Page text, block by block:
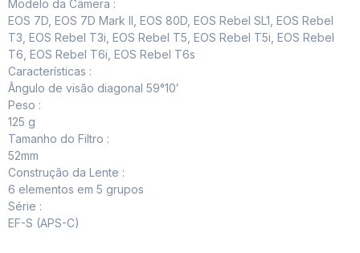
Modelo da Câmera :
EOS 7D, EOS 7D Mark II, EOS 80D, EOS Rebel SL1, EOS Rebel
T3, EOS Rebel T3i, EOS Rebel T5, EOS Rebel T5i, EOS Rebel
T6, EOS Rebel T6i, EOS Rebel T6s
Características :
Ângulo de visão diagonal 59°10′
Peso :
125 g
Tamanho do Filtro :
52mm
Construção da Lente :
6 elementos em 5 grupos
Série :
EF-S (APS-C)